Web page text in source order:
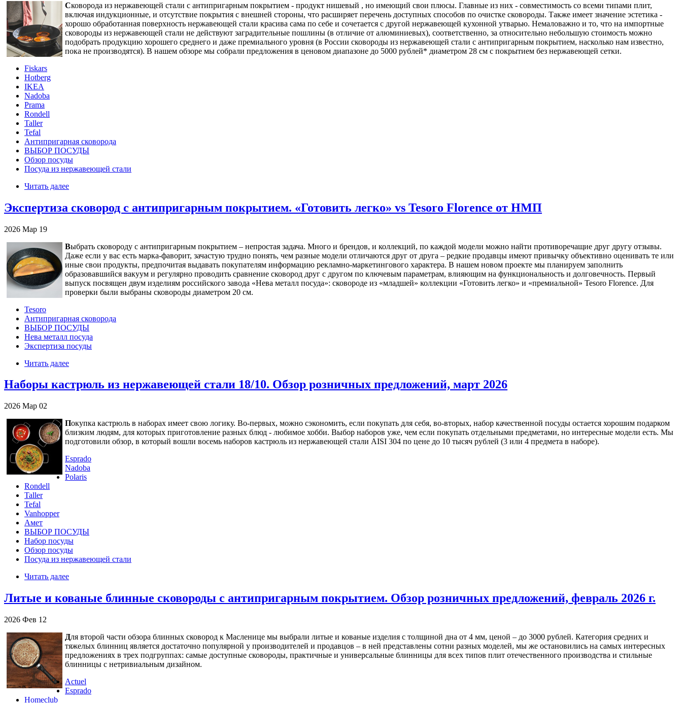
Сковорода из нержавеющей стали с антипригарным покрытием - продукт нишевый , но имеющий свои плюсы. Главные из них - совместимость со всеми типами плит,
включая индукционные, и отсутствие покрытия с внешней стороны, что расширяет перечень доступных способов по очистке сковороды. Также имеет значение эстетика -
хорошо обработанная поверхность нержавеющей стали красива сама по себе и сочетается с другой нержавеющей кухонной утварью. Немаловажно и то, что на импортные
сковороды из нержавеющей стали не действуют заградительные пошлины (в отличие от алюминиевых), соответственно, за относительно небольшую стоимость можно
подобрать продукцию хорошего среднего и даже премиального уровня (в России сковороды из нержавеющей стали с антипригарным покрытием, насколько нам известно,
пока не производятся). В нашем обзоре мы собрали предложения в ценовом диапазоне до 5000 рублей* диаметром 28 см с покрытием без нержавеющей сетки.
Fiskars
Hotberg
IKEA
Nadoba
Prama
Rondell
Taller
Tefal
Антипригарная сковорода
ВЫБОР ПОСУДЫ
Обзор посуды
Посуда из нержавеющей стали
Читать далее
Экспертиза сковород с антипригарным покрытием. «Готовить легко» vs Tesoro Florence от НМП
2026 Мар 19
Выбрать сковороду с антипригарным покрытием – непростая задача. Много и брендов, и коллекций, по каждой модели можно найти противоречащие друг другу отзывы.
Даже если у вас есть марка-фаворит, зачастую трудно понять, чем разные модели отличаются друг от друга – редкие продавцы имеют привычку объективно оценивать те или
иные свои продукты, предпочитая выдавать покупателям информацию рекламно-маркетингового характера. В нашем новом проекте мы планируем заполнить
образовавшийся вакуум и регулярно проводить сравнение сковород друг с другом по ключевым параметрам, влияющим на функциональность и долговечность. Первый
выпуск посвящен двум изделиям российского завода «Нева металл посуда»: сковороде из «младшей» коллекции «Готовить легко» и «премиальной» Tesoro Florence. Для
проверки были выбраны сковороды диаметром 20 см.
Tesoro
Антипригарная сковорода
ВЫБОР ПОСУДЫ
Нева металл посуда
Экспертиза посуды
Читать далее
Наборы кастрюль из нержавеющей стали 18/10. Обзор розничных предложений, март 2026
2026 Мар 02
Покупка кастрюль в наборах имеет свою логику. Во-первых, можно сэкономить, если покупать для себя, во-вторых, набор качественной посуды остается хорошим подарком
близким людям, для которых приготовление разных блюд - любимое хобби. Выбор наборов уже, чем если покупать отдельными предметами, но интересные модели есть. Мы
подготовили обзор, в который вошли восемь наборов кастрюль из нержавеющей стали AISI 304 по цене до 10 тысяч рублей (3 или 4 предмета в наборе).
Esprado
Nadoba
Polaris
Rondell
Taller
Tefal
Vanhopper
Амет
ВЫБОР ПОСУДЫ
Набор посуды
Обзор посуды
Посуда из нержавеющей стали
Читать далее
Литые и кованые блинные сковороды с антипригарным покрытием. Обзор розничных предложений, февраль 2026 г.
2026 Фев 12
Для второй части обзора блинных сковород к Масленице мы выбрали литые и кованые изделия с толщиной дна от 4 мм, ценой – до 3000 рублей. Категория средних и
тяжелых блинниц является достаточно популярной у производителей и продавцов – в ней представлены сотни разных моделей, мы же остановились на самых интересных
предложениях в трех подгруппах: самые доступные сковороды, практичные и универсальные блинницы для всех типов плит отечественного производства и стильные
блинницы с нетривиальным дизайном.
Actuel
Esprado
Homeclub